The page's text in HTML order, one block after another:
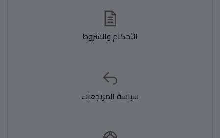
الأحكام والشروط
سياسة المرتجعات